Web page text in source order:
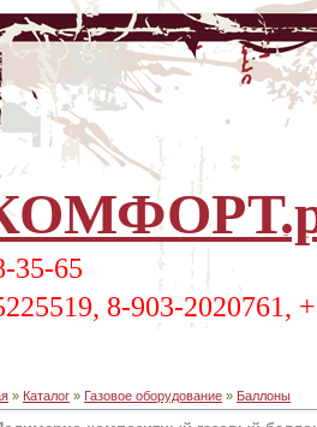
35-65
8-903-2020761,
» Каталог » Газовое оборудование » Баллоны